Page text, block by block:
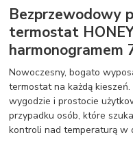
Bezprzewodowy
termostat
harmonogramem
Nowoczesny, bogato
termostat na każdą
wygodzie i prostocie
przypadku osób, które
kontroli nad temperaturą w